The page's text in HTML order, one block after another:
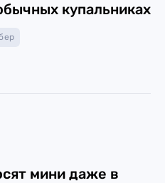
купальниках
мини даже в